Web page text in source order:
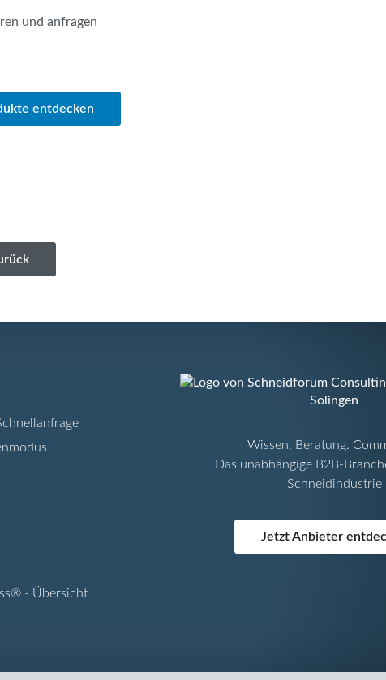
und anfragen
entdecken
- Übersicht
Wissen. Beratung.
Das unabhängige B2B-
Schneidindustrie
Jetzt Anbieter